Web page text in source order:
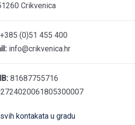
Crikvenica
(0)51 455 400
info@crikvenica.hr
81687755716
kontakata u gradu